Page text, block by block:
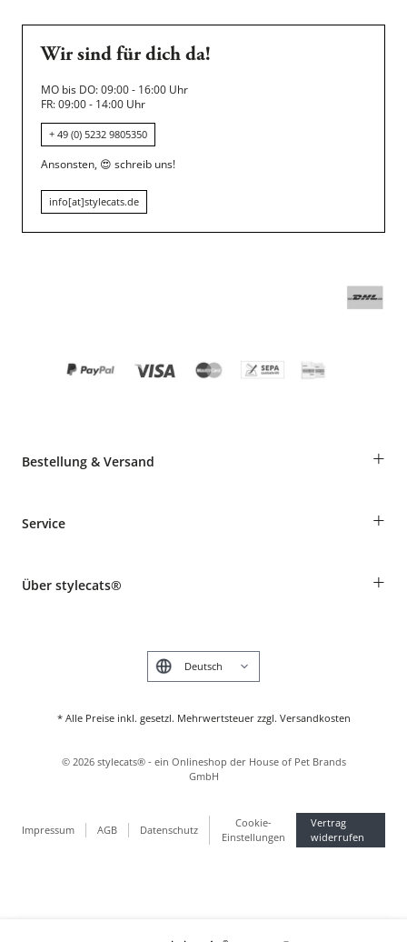
Wir sind für dich da!
MO bis DO: 09:00 - 16:00 Uhr
FR: 09:00 - 14:00 Uhr
+ 49 (0) 5232 9805350
Ansonsten, 😍 schreib uns!
info[at]stylecats.de
Bestellung & Versand +
Informationen zur Lieferung
Produkte reklamieren und zurücksenden
Service +
Tierkrankenversicherung
Über stylecats® +
* Alle Preise inkl. gesetzl. Mehrwertsteuer zzgl. Versandkosten
English
Impressum AGB Datenschutz
Cookie-
Einstellungen
Vertrag
widerrufen
© 2026 stylecats® - ein Onlineshop der House of Pet Brands
GmbH